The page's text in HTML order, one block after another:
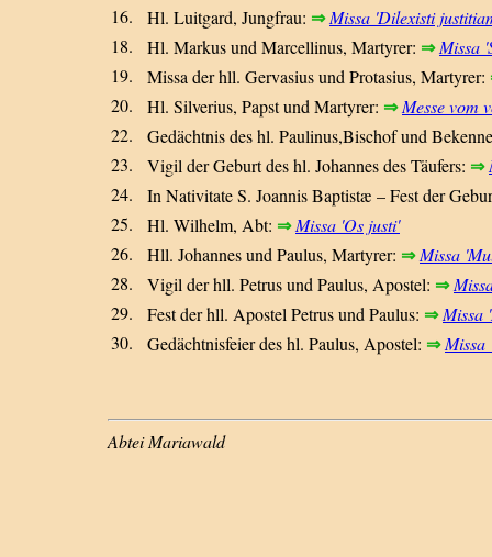
16.
Hl. Luitgard, Jungfrau: ⇒Missa 'Dilexisti
18.
Hl. Markus und Marcellinus, Martyrer: ⇒Missa
19.
Missa der hll. Gervasius und Protasius, Martyrer:
20. Hl. Silverius, Papst und Martyrer: ⇒Messe vom
22.
Gedächtnis des hl. Paulinus,Bischof und
23.
Vigil der Geburt des hl. Johannes des Täufers: ⇒
24.
In Nativitate S. Joannis Baptistæ – Fest der
25.
Hl. Wilhelm, Abt: ⇒Missa 'Os justi'
26.
Hll. Johannes und Paulus, Martyrer: ⇒Missa
28.
Vigil der hll. Petrus und Paulus, Apostel: ⇒
29.
Fest der hll. Apostel Petrus und Paulus: ⇒Missa
30.
Gedächtnisfeier des hl. Paulus, Apostel: ⇒Missa
Abtei Mariawald